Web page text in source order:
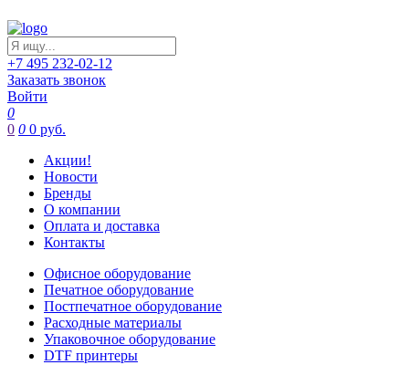
+7 495 232-02-12
Заказать звонок
Войти
0
0 0 0 руб.
Акции!
Новости
Бренды
О компании
Оплата и доставка
Контакты
Офисное оборудование
Печатное оборудование
Постпечатное оборудование
Расходные материалы
Упаковочное оборудование
DTF принтеры